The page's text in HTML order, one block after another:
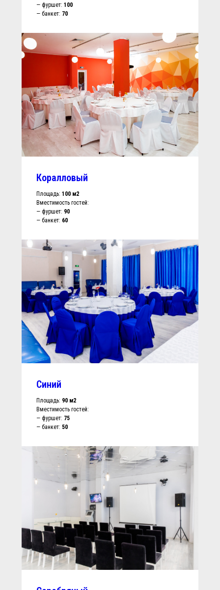
— фуршет: 100
— банкет: 70
Коралловый
Площадь: 100 м2
Вместимость гостей:
— фуршет: 90
— банкет: 60
Синий
Площадь: 90 м2
Вместимость гостей:
— фуршет: 75
— банкет: 50